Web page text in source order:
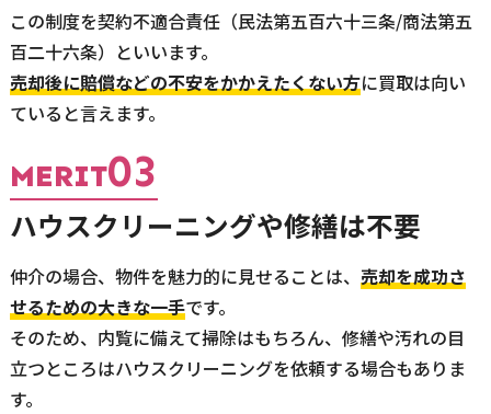
この制度を契約不適合責任（民法第五百六十三条/商法第五
百二十六条）といいます。
売却後に賠償などの不安をかかえたくない方に買取は向い
ていると言えます。
MERIT03
ハウスクリーニングや修繕は不要
仲介の場合、物件を魅力的に見せることは、 売却を成功さ
せるための大きな一手です。
そのため、内覧に備えて掃除はもちろん、修繕や汚れの目
立つところはハウスクリーニングを依頼する場合もありま
す。